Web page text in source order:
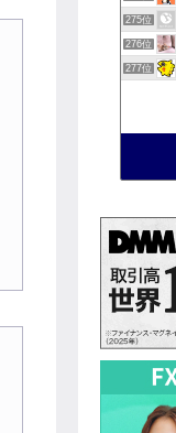
275位
276位
277位